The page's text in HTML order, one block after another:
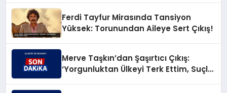
Ferdi Tayfur Mirasında Tansiyon
Yüksek: Torunundan Aileye Sert Çıkış!
Merve Taşkın’dan Şaşırtıcı Çıkış:
‘Yorgunluktan Ülkeyi Terk Ettim, Suçlu